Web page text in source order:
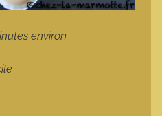
environ